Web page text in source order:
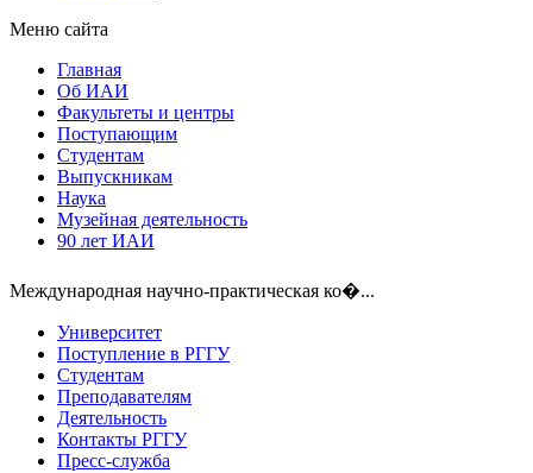
Меню сайта
Главная
Об ИАИ
Факультеты и центры
Поступающим
Студентам
Выпускникам
Наука
Музейная деятельность
90 лет ИАИ
Международная научно-практическая ко�...
Университет
Поступление в РГГУ
Студентам
Преподавателям
Деятельность
Контакты РГГУ
Пресс-служба